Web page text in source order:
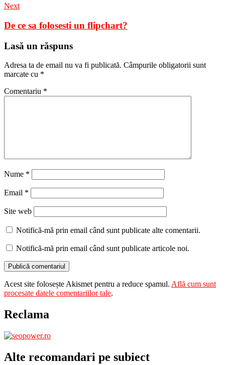
Next
De ce sa folosesti un flipchart?
Lasă un răspuns
Adresa ta de email nu va fi publicată. Câmpurile obligatorii sunt
marcate cu *
Comentariu *
Nume *
Email *
Site web
Notifică-mă prin email când sunt publicate alte comentarii.
Notifică-mă prin email când sunt publicate articole noi.
Acest site folosește Akismet pentru a reduce spamul. Află cum sunt
procesate datele comentariilor tale.
Reclama
Alte recomandari pe subiect